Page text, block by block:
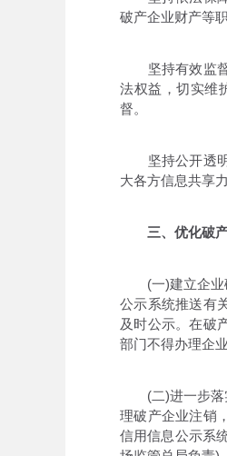
破产企业财产等
坚持有效监督
法权益，切实维
督。
坚持公开透明
大各方信息共享
三、优化破
(一)建立企业破
公示系统推送有
及时公示。在破
部门不得办理企
(二)进一步落实
理破产企业注销
信用信息公示系